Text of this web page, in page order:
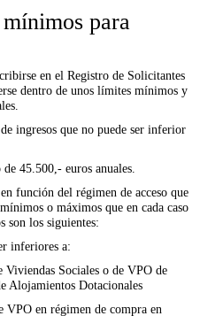
para
en el Registro de Solicitantes
dentro de unos límites mínimos y
ingresos que no puede ser inferior
45.500,- euros anuales.
función del régimen de acceso que
o máximos que en cada caso
son los siguientes:
inferiores a:
Viviendas Sociales o de VPO de
Alojamientos Dotacionales
VPO en régimen de compra en